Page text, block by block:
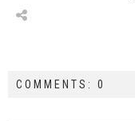
COMMENTS: 0